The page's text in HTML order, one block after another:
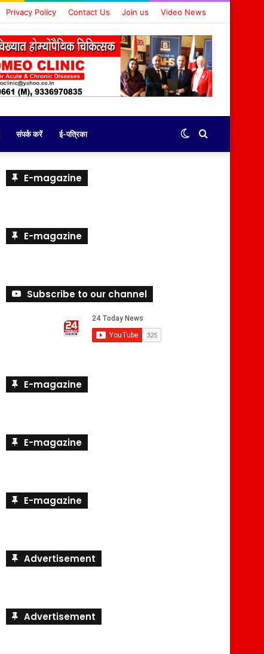
Privacy Policy Contact Us Join us Video News
संपर्क करें ई-पत्रिका Search
Switch
E-magazine
E-magazine
Subscribe to our channel
E-magazine
E-magazine
E-magazine
Advertisement
Advertisement